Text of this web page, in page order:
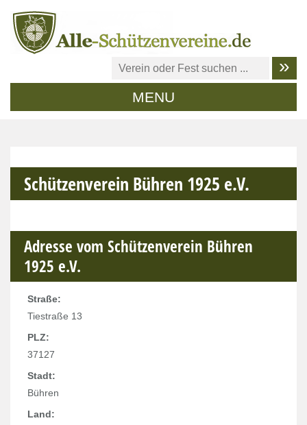
MENU
Schützenverein Bühren 1925 e.V.
Adresse vom Schützenverein Bühren
1925 e.V.
Straße:
Tiestraße 13
PLZ:
37127
Stadt:
Bühren
Land: